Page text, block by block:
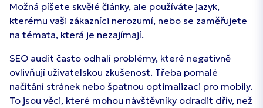
Možná píšete skvělé články, ale používáte jazyk,
kterému vaši zákazníci nerozumí, nebo se zaměřujete
na témata, která je nezajímají.
SEO audit často odhalí problémy, které negativně
ovlivňují uživatelskou zkušenost. Třeba pomalé
načítání stránek nebo špatnou optimalizaci pro mobily.
To jsou věci, které mohou návštěvníky odradit dřív, než